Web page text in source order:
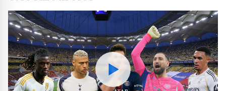
Watch